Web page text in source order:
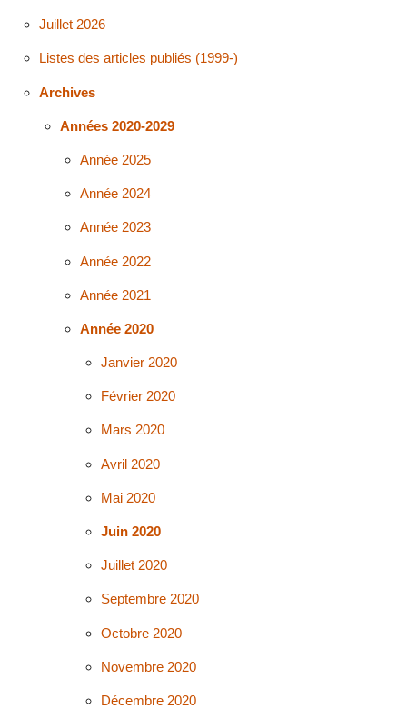
Juillet 2026
Listes des articles publiés (1999-)
Archives
Années 2020-2029
Année 2025
Année 2024
Année 2023
Année 2022
Année 2021
Année 2020
Janvier 2020
Février 2020
Mars 2020
Avril 2020
Mai 2020
Juin 2020
Juillet 2020
Septembre 2020
Octobre 2020
Novembre 2020
Décembre 2020